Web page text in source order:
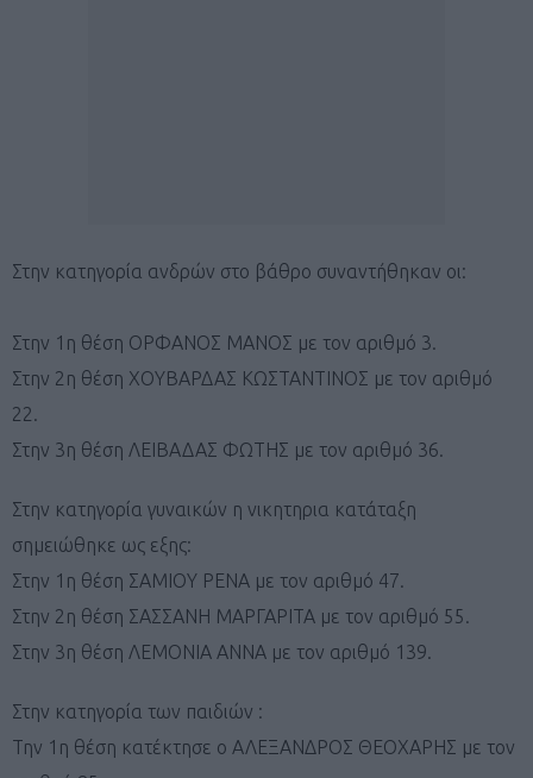
Στην κατηγορία ανδρών στο βάθρο συναντήθηκαν οι:
Στην 1η θέση ΟΡΦΑΝΟΣ ΜΑΝΟΣ με τον αριθμό 3.
Στην 2η θέση ΧΟΥΒΑΡΔΑΣ ΚΩΣΤΑΝΤΙΝΟΣ με τον αριθμό
22.
Στην 3η θέση ΛΕΙΒΑΔΑΣ ΦΩΤΗΣ με τον αριθμό 36.
Στην κατηγορία γυναικών η νικητηρια κατάταξη
σημειώθηκε ως εξης:
Στην 1η θέση ΣΑΜΙΟΥ ΡΕΝΑ με τον αριθμό 47.
Στην 2η θέση ΣΑΣΣΑΝΗ ΜΑΡΓΑΡΙΤΑ με τον αριθμό 55.
Στην 3η θέση ΛΕΜΟΝΙΑ ΑΝΝΑ με τον αριθμό 139.
Στην κατηγορία των παιδιών :
Την 1η θέση κατέκτησε ο ΑΛΕΞΑΝΔΡΟΣ ΘΕΟΧΑΡΗΣ με τον